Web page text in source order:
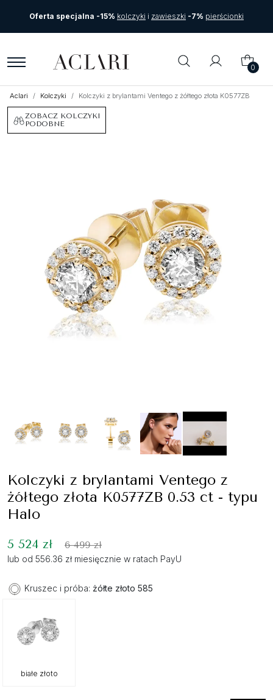
Oferta specjalna -15% kolczyki i zawieszki -7% pierścionki
0
Aclari Kolczyki Kolczyki z brylantami Ventego z żółtego złota K0577ZB
ZOBACZ KOLCZYKI
PODOBNE
Kolczyki z brylantami Ventego z
żółtego złota K0577ZB 0.53 ct - typu
Halo
5 524 zł 6 499 zł
lub od 556.36 zł miesięcznie w ratach PayU
Kruszec i próba: żółte złoto 585
białe złoto